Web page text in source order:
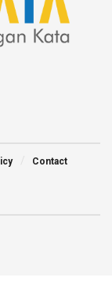
Contact